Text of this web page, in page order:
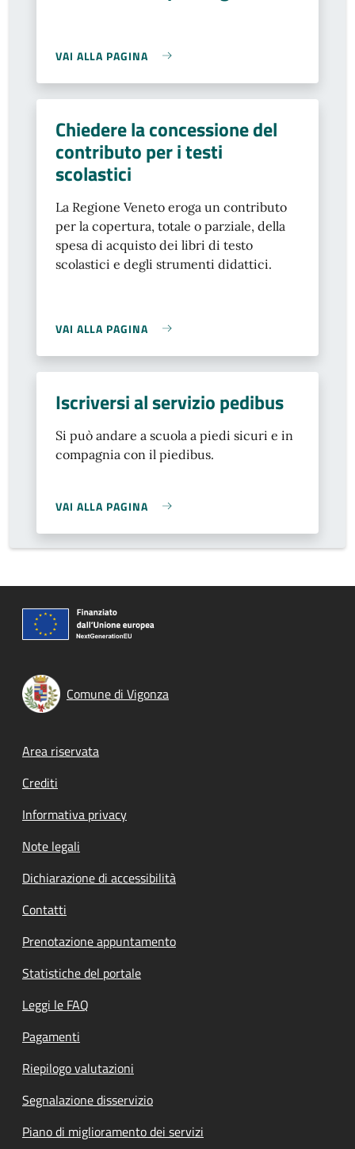
VAI ALLA PAGINA
Chiedere la concessione del
contributo per i testi
scolastici
La Regione Veneto eroga un contributo
per la copertura, totale o parziale, della
spesa di acquisto dei libri di testo
scolastici e degli strumenti didattici.
VAI ALLA PAGINA
Iscriversi al servizio pedibus
Si può andare a scuola a piedi sicuri e in
compagnia con il piedibus.
VAI ALLA PAGINA
Comune di Vigonza
Footer menu
Area riservata
Crediti
Informativa privacy
Note legali
Dichiarazione di accessibilità
Contatti
Prenotazione appuntamento
Statistiche del portale
Leggi le FAQ
Pagamenti
Riepilogo valutazioni
Segnalazione disservizio
Piano di miglioramento dei servizi